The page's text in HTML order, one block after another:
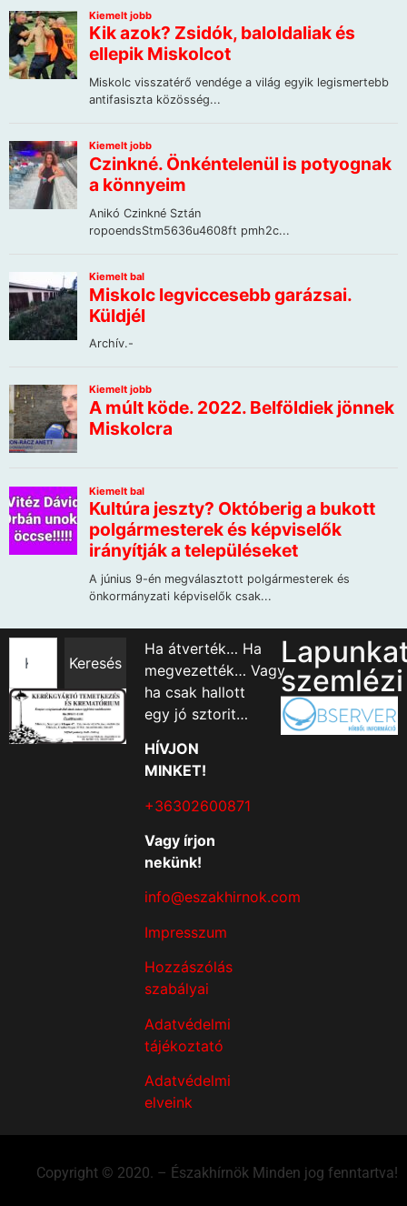
Keresés
Ha átverték… Ha
megvezették… Vagy
ha csak hallott
egy jó sztorit…
HÍVJON
MINKET!
+36302600871
Vagy írjon
nekünk!
info@eszakhirnok.com
Impresszum
Hozzászólás
szabályai
Adatvédelmi
tájékoztató
Adatvédelmi
elveink
szemlézi
Copyright © 2020. – Északhírnök Minden jog fenntartva!